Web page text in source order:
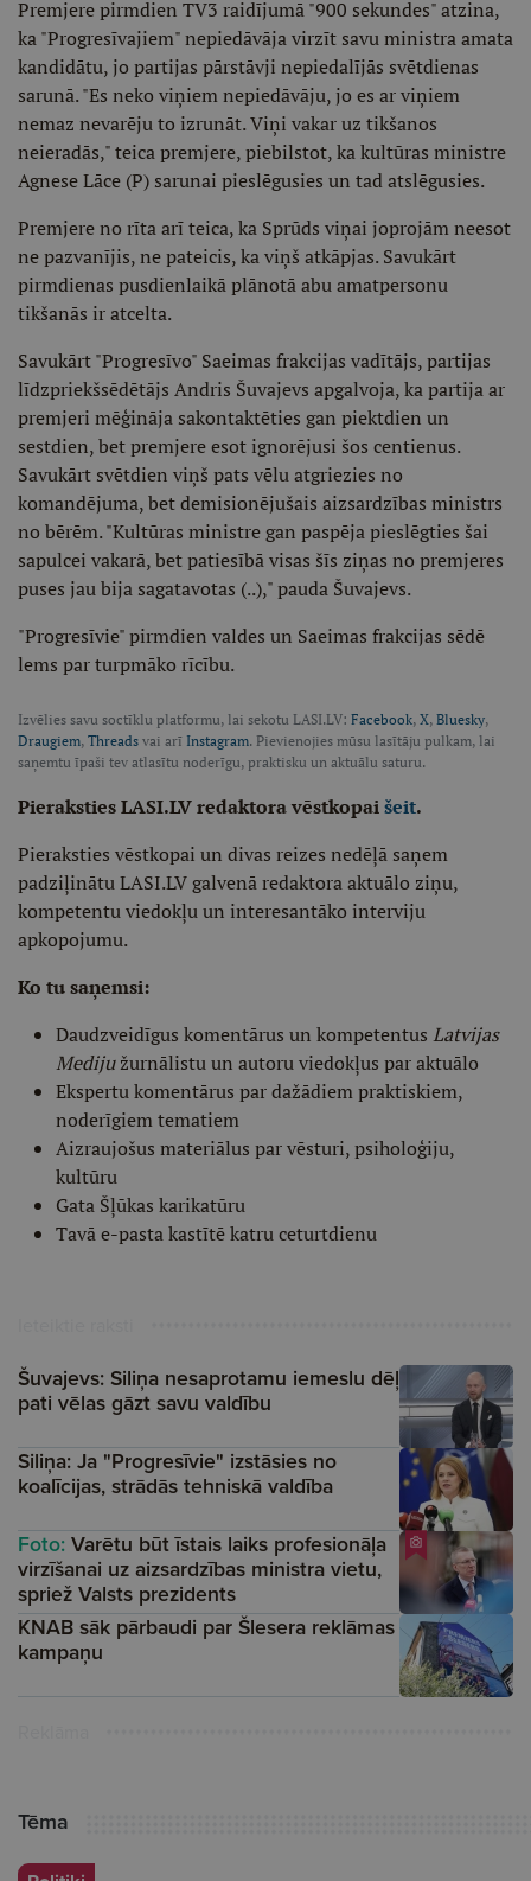
Premjere pirmdien TV3 raidījumā "900 sekundes" atzina,
ka "Progresīvajiem" nepiedāvāja virzīt savu ministra amata
kandidātu, jo partijas pārstāvji nepiedalījās svētdienas
sarunā. "Es neko viņiem nepiedāvāju, jo es ar viņiem
nemaz nevarēju to izrunāt. Viņi vakar uz tikšanos
neieradās," teica premjere, piebilstot, ka kultūras ministre
Agnese Lāce (P) sarunai pieslēgusies un tad atslēgusies.
Premjere no rīta arī teica, ka Sprūds viņai joprojām neesot
ne pazvanījis, ne pateicis, ka viņš atkāpjas. Savukārt
pirmdienas pusdienlaikā plānotā abu amatpersonu
tikšanās ir atcelta.
Savukārt "Progresīvo" Saeimas frakcijas vadītājs, partijas
līdzpriekšsēdētājs Andris Šuvajevs apgalvoja, ka partija ar
premjeri mēģināja sakontaktēties gan piektdien un
sestdien, bet premjere esot ignorējusi šos centienus.
Savukārt svētdien viņš pats vēlu atgriezies no
komandējuma, bet demisionējušais aizsardzības ministrs
no bērēm. "Kultūras ministre gan paspēja pieslēgties šai
sapulcei vakarā, bet patiesībā visas šīs ziņas no premjeres
puses jau bija sagatavotas (..)," pauda Šuvajevs.
"Progresīvie" pirmdien valdes un Saeimas frakcijas sēdē
lems par turpmāko rīcību.
Izvēlies savu soctīklu platformu, lai sekotu LASI.LV: Facebook, X, Bluesky,
Draugiem, Threads vai arī Instagram. Pievienojies mūsu lasītāju pulkam, lai
saņemtu īpaši tev atlasītu noderīgu, praktisku un aktuālu saturu.
Pieraksties LASI.LV redaktora vēstkopaišeit.
Pieraksties vēstkopai un divas reizes nedēļā saņem
padziļinātu LASI.LV galvenā redaktora aktuālo ziņu,
kompetentu viedokļu un interesantāko interviju
apkopojumu.
Ko tu saņemsi:
Daudzveidīgus komentārus un kompetentus Latvijas
Medijužurnālistu un autoru viedokļus par aktuālo
Ekspertu komentārus par dažādiem praktiskiem,
noderīgiem tematiem
Aizraujošus materiālus par vēsturi, psiholoģiju,
kultūru
Gata Šļūkas karikatūru
Tavā e-pasta kastītē katru ceturtdienu
Šuvajevs: Siliņa nesaprotamu iemeslu dēļ
pati vēlas gāzt savu valdību
Siliņa: Ja "Progresīvie" izstāsies no
koalīcijas, strādās tehniskā valdība
Foto: Varētu būt īstais laiks profesionāļa
virzīšanai uz aizsardzības ministra vietu,
spriež Valsts prezidents
KNAB sāk pārbaudi par Šlesera reklāmas
kampaņu
Tēma